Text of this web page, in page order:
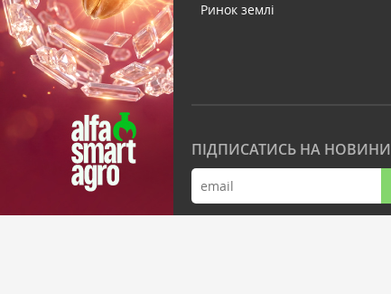
Ринок землі
ПІДПИСАТИСЬ НА НОВИНИ